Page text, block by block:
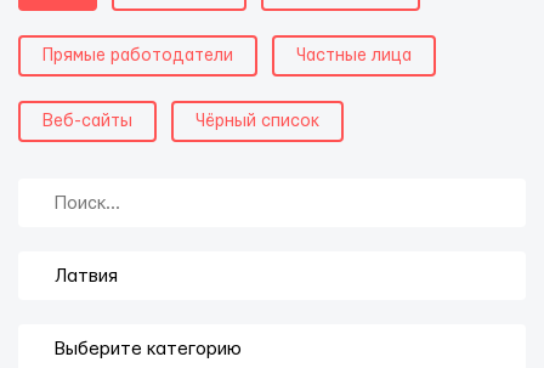
Прямые работодатели Частные лица
Веб-сайты Чёрный список